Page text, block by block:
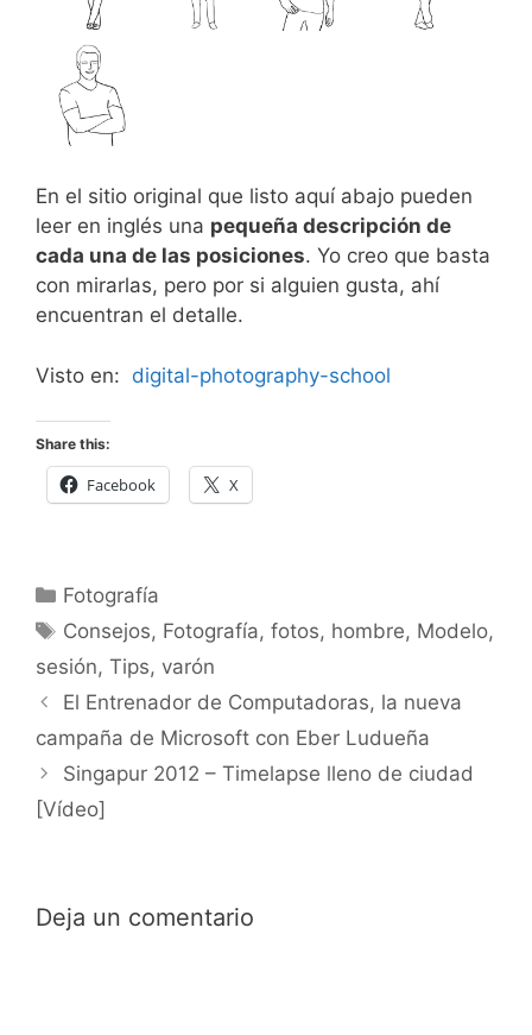
En el sitio original que listo aquí abajo pueden
leer en inglés una pequeña descripción de
cada una de las posiciones. Yo creo que basta
con mirarlas, pero por si alguien gusta, ahí
encuentran el detalle.
Visto en: digital-photography-school
Share this:
Facebook X
Categorías
Fotografía
Etiquetas
Consejos, Fotografía,fotos, hombre, Modelo,
sesión, Tips, varón
El Entrenador de Computadoras, la nueva
campaña de Microsoft con Eber Ludueña
Singapur 2012 – Timelapse lleno de ciudad
[Vídeo]
Deja un comentario